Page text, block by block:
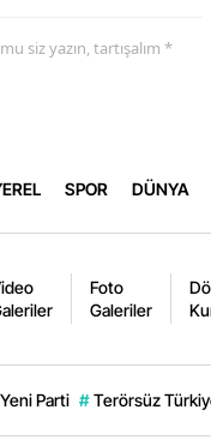
siz yazın, tartışalım *
SPOR DÜNYA
Foto
Galeriler
Yeni Parti # Terörsüz Türkiye